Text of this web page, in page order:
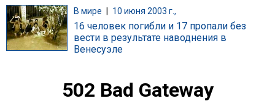
В мире 10 июня 2003 г.,
16 человек погибли и 17 пропали без
вести в результате наводнения в
Венесуэле
502 Bad Gateway